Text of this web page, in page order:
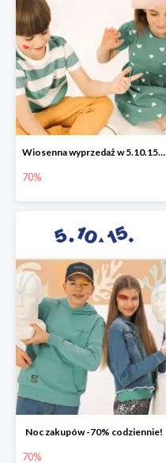
Wiosenna wyprzedaż w 5.10.15 -70%
70%
Noc zakupów -70% codziennie!
70%